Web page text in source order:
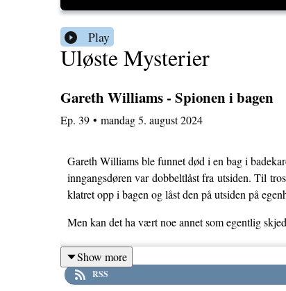
Play
Uløste Mysterier
Gareth Williams - Spionen i bagen
Ep. 39 • mandag 5. august 2024
Gareth Williams ble funnet død i en bag i
inngangsdøren var dobbeltlåst fra utsiden. Til
klatret opp i bagen og låst den på utsiden på
Men kan det ha vært noe annet som egentlig
Show more
RSS